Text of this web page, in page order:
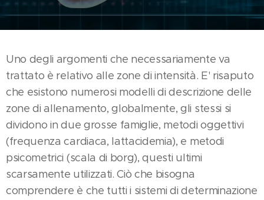
Uno degli argomenti che necessariamente va
trattato è relativo alle zone di intensità. E' risaputo
che esistono numerosi modelli di descrizione delle
zone di allenamento, globalmente, gli stessi si
dividono in due grosse famiglie, metodi oggettivi
(frequenza cardiaca, lattacidemia), e metodi
psicometrici (scala di borg), questi ultimi
scarsamente utilizzati. Ciò che bisogna
comprendere è che tutti i sistemi di determinazione